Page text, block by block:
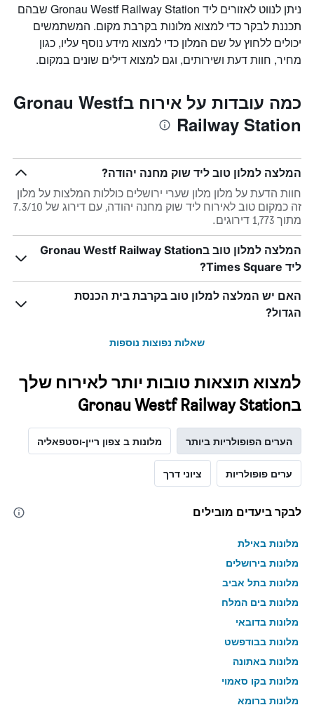
ניתן לנווט לאזורים ליד Gronau Westf Railway Station שבהם
תכננת לבקר כדי למצוא מלונות בקרבת מקום. המשתמשים
יכולים ללחוץ על שם המלון כדי למצוא מידע נוסף עליו, כגון
מחיר, חוות דעת ושירותים, וגם למצוא דילים שונים במקום.
כמה עובדות על אירוח בGronau Westf
Railway Station
המלצה למלון טוב ליד שוק מחנה יהודה?
חוות הדעת על מלון מלון שערי ירושלים כוללות המלצות על מלון
זה כמקום טוב לאירוח ליד שוק מחנה יהודה, עם דירוג של 7.3/10
מתוך 1,773 דירוגים.
המלצה למלון טוב בGronau Westf Railway Station
ליד Times Square?
האם יש המלצה למלון טוב בקרבת בית הכנסת
הגדול?
שאלות נפוצות נוספות
למצוא תוצאות טובות יותר לאירוח שלך
בGronau Westf Railway Station
הערים הפופולריות ביותר מלונות ב צפון ריין-וסטפאליה
ערים פופולריות ציוני דרך
לבקר ביעדים מובילים
מלונות באילת
מלונות בירושלים
מלונות בתל אביב
מלונות בים המלח
מלונות בדובאי
מלונות בבודפשט
מלונות באתונה
מלונות בקו סאמוי
מלונות ברומא